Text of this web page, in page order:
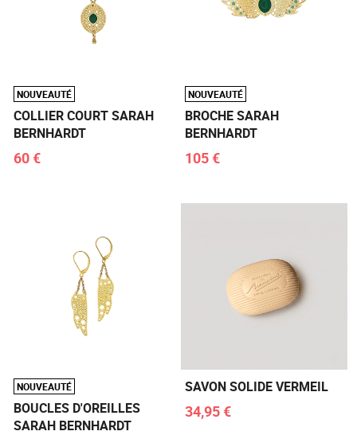
NOUVEAUTÉ
COLLIER COURT SARAH
BERNHARDT
60 €
NOUVEAUTÉ
BROCHE SARAH
BERNHARDT
105 €
NOUVEAUTÉ
BOUCLES D'OREILLES
SARAH BERNHARDT
SAVON SOLIDE VERMEIL
34,95 €